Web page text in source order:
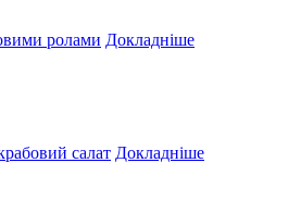
ролами Докладніше
салат Докладніше